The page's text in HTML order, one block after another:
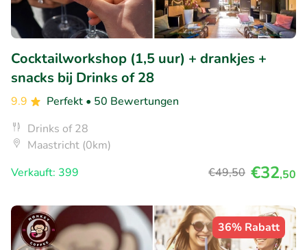
Cocktailworkshop (1,5 uur) + drankjes +
snacks bij Drinks of 28
9.9 Perfekt • 50 Bewertungen
Drinks of 28
Maastricht (0km)
Verkauft: 399
€49,50 €32,50
36% Rabatt